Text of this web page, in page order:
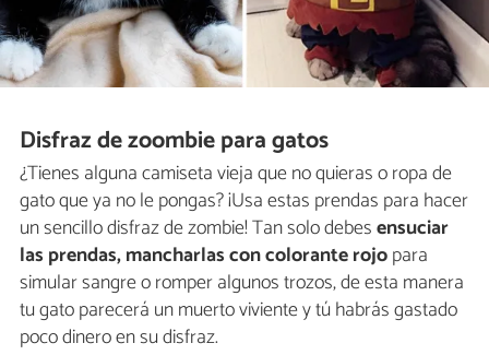
Disfraz de zoombie para gatos
¿Tienes alguna camiseta vieja que no quieras o ropa de
gato que ya no le pongas? ¡Usa estas prendas para hacer
un sencillo disfraz de zombie! Tan solo debesensuciar
las prendas, mancharlas con colorante rojopara
simular sangre o romper algunos trozos, de esta manera
tu gato parecerá un muerto viviente y tú habrás gastado
poco dinero en su disfraz.